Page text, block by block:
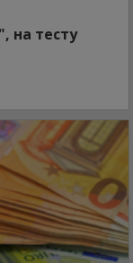
на тесту